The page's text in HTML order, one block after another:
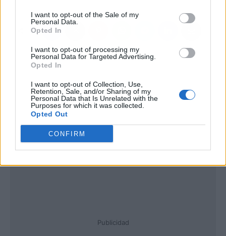
I want to opt-out of the Sale of my
Personal Data.
Opted In
I want to opt-out of processing my
Personal Data for Targeted Advertising.
Opted In
I want to opt-out of Collection, Use,
Retention, Sale, and/or Sharing of my
Personal Data that Is Unrelated with the
Purposes for which it was collected.
Opted Out
CONFIRM
Publicidad